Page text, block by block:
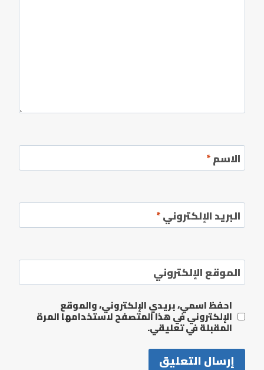
الاسم*
البريد الإلكتروني*
الموقع الإلكتروني
احفظ اسمي، بريدي الإلكتروني، والموقع
الإلكتروني في هذا المتصفح لاستخدامها المرة
المقبلة في تعليقي.